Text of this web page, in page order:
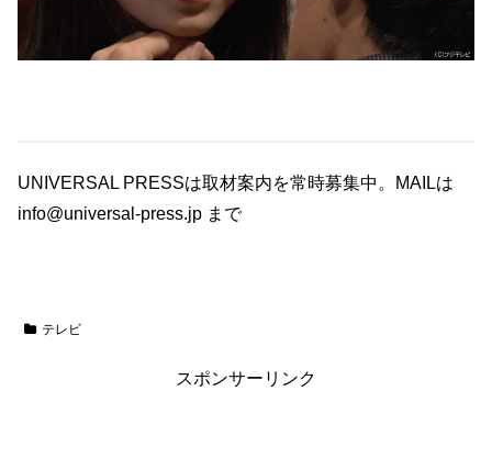
UNIVERSAL PRESSは取材案内を常時募集中。MAILは
info@universal-press.jp まで
テレビ
スポンサーリンク